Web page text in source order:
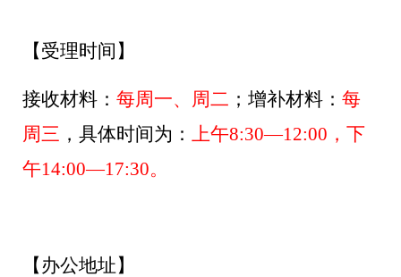
【受理时间】
接收材料： 每周一、周二 ；增补材料： 每
周三 ，具体时间为： 上午8:30—12:00，下
午14:00—17:30。
【办公地址】